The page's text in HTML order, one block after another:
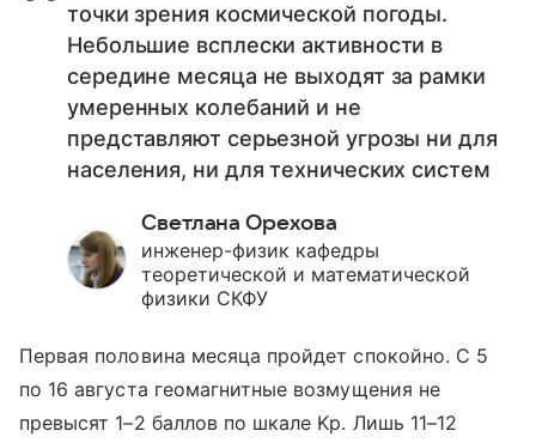
точки зрения космической погоды.
Небольшие всплески активности в
середине месяца не выходят за рамки
умеренных колебаний и не
представляют серьезной угрозы ни для
населения, ни для технических систем
Светлана Орехова
инженер-физик кафедры
теоретической и математической
физики СКФУ
Первая половина месяца пройдет спокойно. С 5
по 16 августа геомагнитные возмущения не
превысят 1–2 баллов по шкале Kp. Лишь 11–12